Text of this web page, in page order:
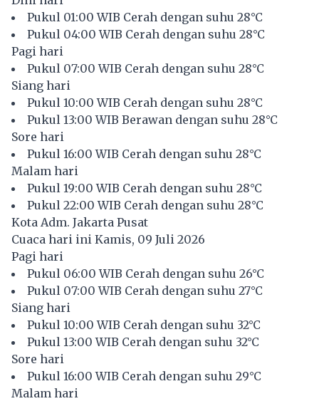
Pukul 01:00 WIB Cerah dengan suhu 28°C
Pukul 04:00 WIB Cerah dengan suhu 28°C
Pagi hari
Pukul 07:00 WIB Cerah dengan suhu 28°C
Siang hari
Pukul 10:00 WIB Cerah dengan suhu 28°C
Pukul 13:00 WIB Berawan dengan suhu 28°C
Sore hari
Pukul 16:00 WIB Cerah dengan suhu 28°C
Malam hari
Pukul 19:00 WIB Cerah dengan suhu 28°C
Pukul 22:00 WIB Cerah dengan suhu 28°C
Kota Adm. Jakarta Pusat
Cuaca hari ini Kamis, 09 Juli 2026
Pagi hari
Pukul 06:00 WIB Cerah dengan suhu 26°C
Pukul 07:00 WIB Cerah dengan suhu 27°C
Siang hari
Pukul 10:00 WIB Cerah dengan suhu 32°C
Pukul 13:00 WIB Cerah dengan suhu 32°C
Sore hari
Pukul 16:00 WIB Cerah dengan suhu 29°C
Malam hari